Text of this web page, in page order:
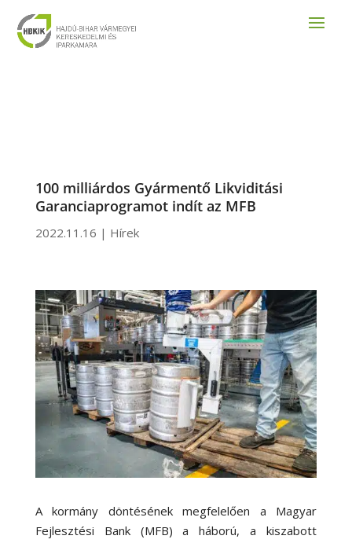
100 milliárdos Gyármentő Likviditási
Garanciaprogramot indít az MFB
2022.11.16 | Hírek
A kormány döntésének megfelelően a Magyar
Fejlesztési Bank (MFB) a háború, a kiszabott